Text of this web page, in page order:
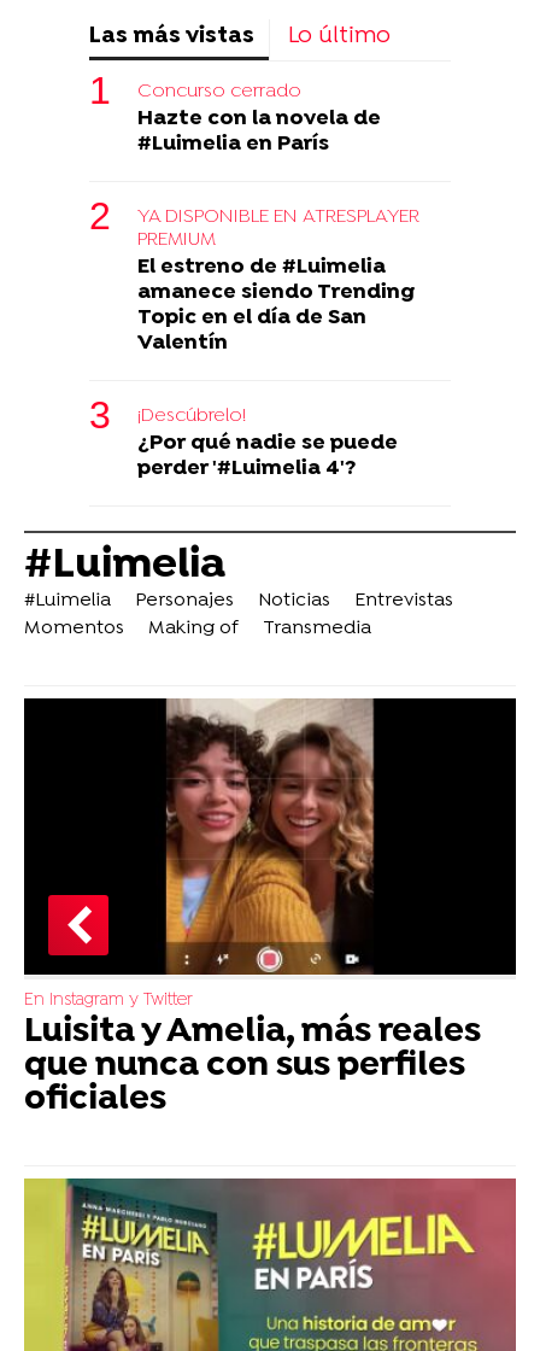
Las más vistas Lo último
Concurso cerrado
Hazte con la novela de
#Luimelia en París
YA DISPONIBLE EN ATRESPLAYER
PREMIUM
El estreno de #Luimelia
amanece siendo Trending
Topic en el día de San
Valentín
¡Descúbrelo!
¿Por qué nadie se puede
perder '#Luimelia 4'?
#Luimelia
#Luimelia Personajes Noticias
Entrevistas
Momentos
Making of Transmedia
En Instagram y Twitter
Luisita y Amelia, más reales
que nunca con sus perfiles
oficiales